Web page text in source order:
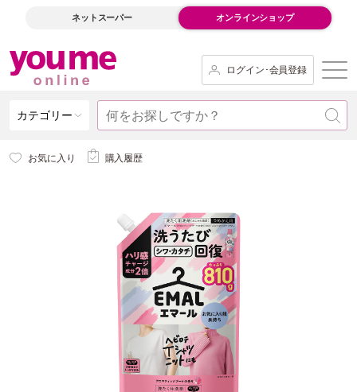
ネットスーパー オンラインショップ
ログイン･会員登録
カテゴリー
お気に入り 購入履歴